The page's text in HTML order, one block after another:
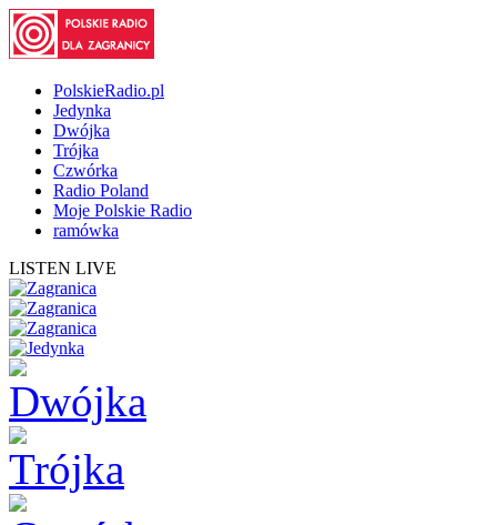
PolskieRadio.pl
Jedynka
Dwójka
Trójka
Czwórka
Radio Poland
Moje Polskie Radio
ramówka
LISTEN LIVE